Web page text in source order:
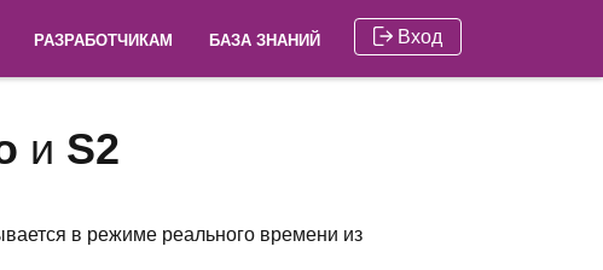
РАЗРАБОТЧИКАМ БАЗА ЗНАНИЙ Вход
и S2
в режиме реального времени из